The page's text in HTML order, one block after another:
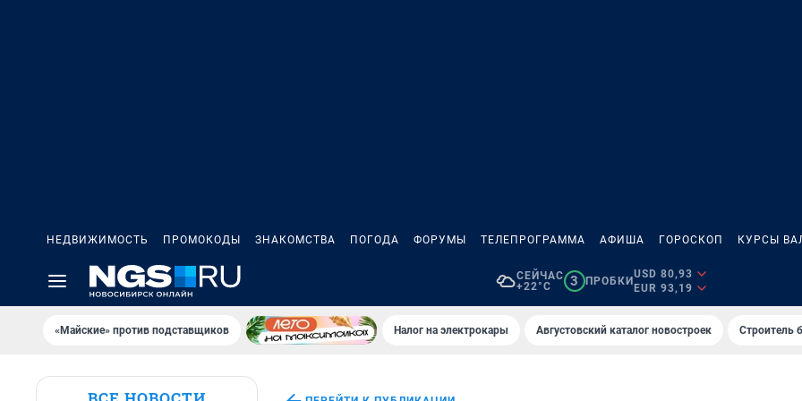
НЕДВИЖИМОСТЬ ПРОМОКОДЫ ЗНАКОМСТВА ПОГОДА ФОРУМЫ ТЕЛЕПРОГРАММА АФИША ГОРОСКОП КУРСЫ
СЕЙЧАС
+22°C
3 ПРОБКИ
USD 80,93
EUR 93,19
«Майские» против подставщиков Налог на электрокары Августовский каталог новостроек Строитель